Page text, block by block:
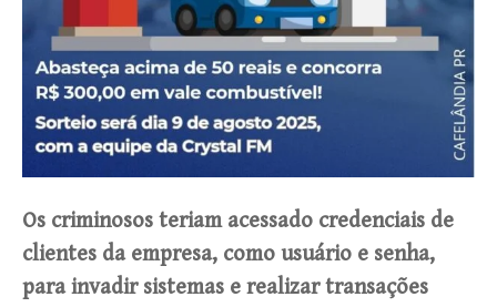
Os criminosos teriam acessado credenciais de
clientes da empresa, como usuário e senha,
para invadir sistemas e realizar transações